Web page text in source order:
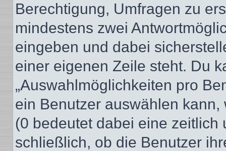
Berechtigung, Umfragen zu
mindestens zwei
eingeben und dabei
einer eigenen Zeile steht. Du
„Auswahlmöglichkeiten pro
ein Benutzer auswählen
(0 bedeutet dabei eine
schließlich, ob die Benutzer